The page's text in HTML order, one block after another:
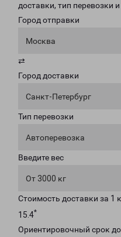
доставки, тип перевозки и
Город отправки
Москва
⇄
Город доставки
Санкт-Петербург
Тип перевозки
Автоперевозка
Введите вес
От 3000 кг
Стоимость доставки за 1
15.4*
Ориентировочный срок